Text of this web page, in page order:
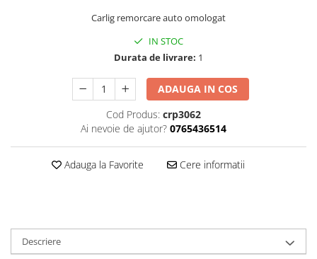
Carlige Infiniti
Carlige Jaecoo
Carlige Jaecoo 5
Carlig remorcare auto omologat
IN STOC
Durata de livrare: 1
ADAUGA IN COS
Cod Produs: crp3062
Ai nevoie de ajutor? 0765436514
Adauga la Favorite Cere informatii
Descriere